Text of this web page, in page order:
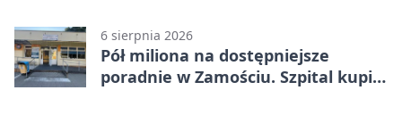
6 sierpnia 2026
Pół miliona na dostępniejsze
poradnie w Zamościu. Szpital kupi